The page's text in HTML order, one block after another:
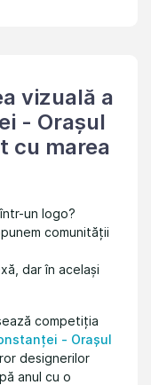
vizuală a
- Orașul
cu marea
într-un logo?
comunității
dar în același
competiția
- Orașul
designerilor
anul cu o